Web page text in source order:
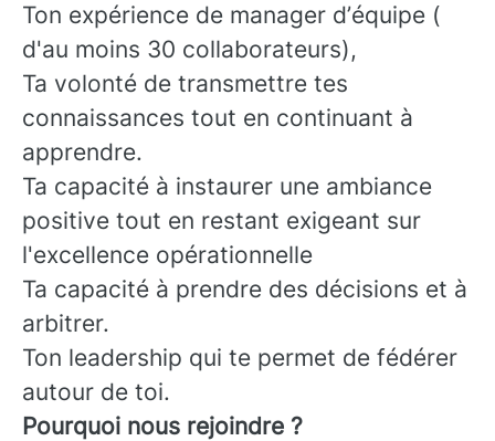
Ton expérience de manager d’équipe (
d'au moins 30 collaborateurs),
Ta volonté de transmettre tes
connaissances tout en continuant à
apprendre.
Ta capacité à instaurer une ambiance
positive tout en restant exigeant sur
l'excellence opérationnelle
Ta capacité à prendre des décisions et à
arbitrer.
Ton leadership qui te permet de fédérer
autour de toi.
Pourquoi nous rejoindre ?